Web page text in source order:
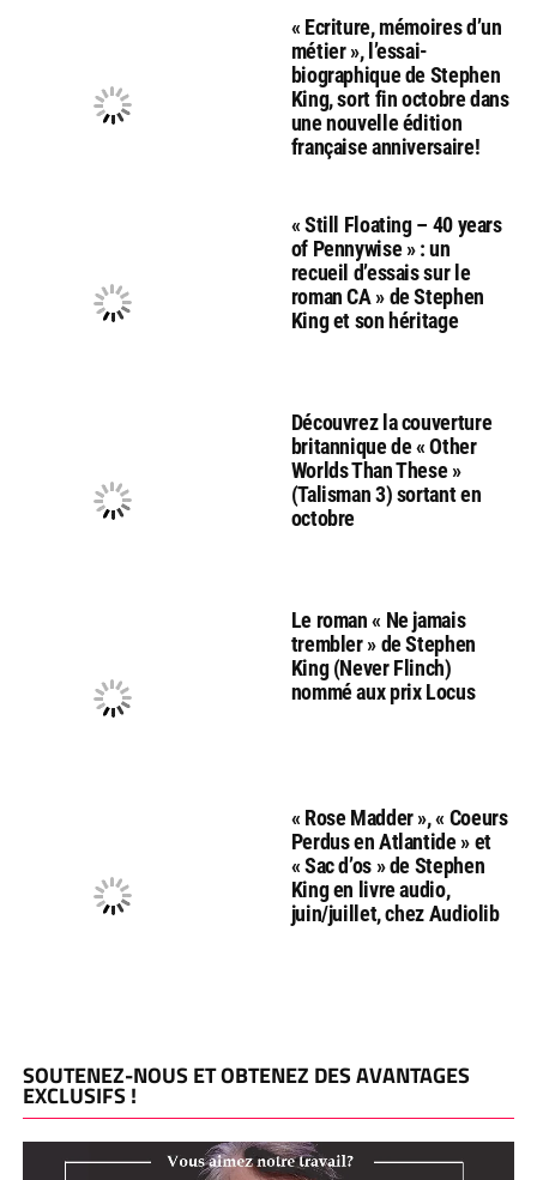
« Ecriture, mémoires d’un
métier », l’essai-
biographique de Stephen
King, sort fin octobre dans
une nouvelle édition
française anniversaire!
« Still Floating – 40 years
of Pennywise » : un
recueil d’essais sur le
roman CA » de Stephen
King et son héritage
Découvrez la couverture
britannique de « Other
Worlds Than These »
(Talisman 3) sortant en
octobre
Le roman « Ne jamais
trembler » de Stephen
King (Never Flinch)
nommé aux prix Locus
« Rose Madder », « Coeurs
Perdus en Atlantide » et
« Sac d’os » de Stephen
King en livre audio,
juin/juillet, chez Audiolib
SOUTENEZ-NOUS ET OBTENEZ DES AVANTAGES
EXCLUSIFS !